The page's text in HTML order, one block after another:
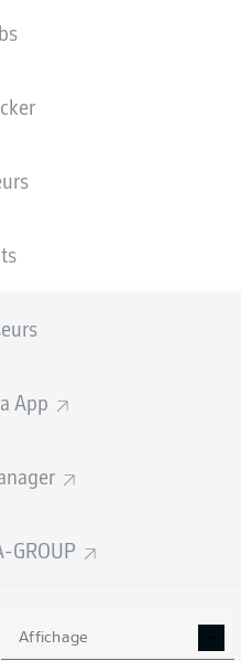
App
GROUP
Affichage